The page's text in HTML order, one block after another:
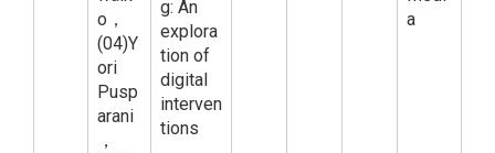
o，
(04)Y
ori
Pusp
arani
，
g: An
explora
tion of
digital
interven
tions
a